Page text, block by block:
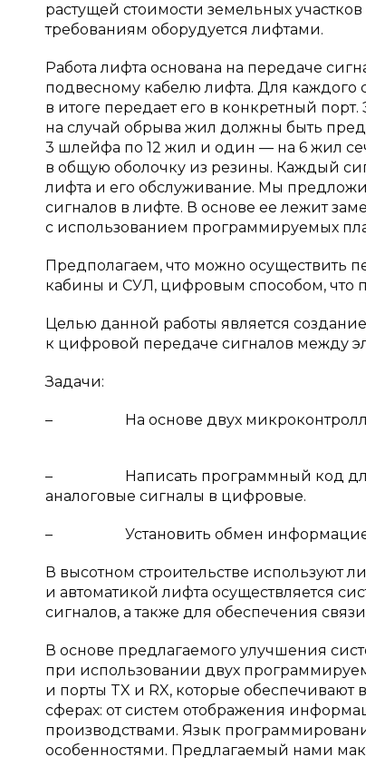
растущей стоимости земельных
требованиям оборудуется лифтами.
Работа лифта основана на передаче
подвесному кабелю лифта. Для каждого
в итоге передает его в конкретный
на случай обрыва жил должны быть
3 шлейфа по 12 жил и один — на 6 жил
в общую оболочку из резины. Каждый
лифта и его обслуживание. Мы
сигналов в лифте. В основе ее лежит
с использованием программируемых
Предполагаем, что можно осуществить
кабины и СУЛ, цифровым способом, что
Целью данной работы является
к цифровой передаче сигналов между
Задачи:
– На основе двух
– Написать программный код для
аналоговые сигналы в цифровые.
– Установить обмен информацией
В высотном строительстве используют
и автоматикой лифта осуществляется
сигналов, а также для обеспечения
В основе предлагаемого улучшения
при использовании двух
и порты TX и RX, которые обеспечивают
сферах: от систем отображения
производствами. Язык
особенностями. Предлагаемый нами